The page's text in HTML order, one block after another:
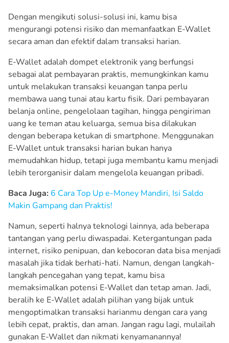
Dengan mengikuti solusi-solusi ini, kamu bisa
mengurangi potensi risiko dan memanfaatkan E-Wallet
secara aman dan efektif dalam transaksi harian.
E-Wallet adalah dompet elektronik yang berfungsi
sebagai alat pembayaran praktis, memungkinkan kamu
untuk melakukan transaksi keuangan tanpa perlu
membawa uang tunai atau kartu fisik. Dari pembayaran
belanja online, pengelolaan tagihan, hingga pengiriman
uang ke teman atau keluarga, semua bisa dilakukan
dengan beberapa ketukan di smartphone. Menggunakan
E-Wallet untuk transaksi harian bukan hanya
memudahkan hidup, tetapi juga membantu kamu menjadi
lebih terorganisir dalam mengelola keuangan pribadi.
Baca Juga: 6 Cara Top Up e-Money Mandiri, Isi Saldo
Makin Gampang dan Praktis!
Namun, seperti halnya teknologi lainnya, ada beberapa
tantangan yang perlu diwaspadai. Ketergantungan pada
internet, risiko penipuan, dan kebocoran data bisa menjadi
masalah jika tidak berhati-hati. Namun, dengan langkah-
langkah pencegahan yang tepat, kamu bisa
memaksimalkan potensi E-Wallet dan tetap aman. Jadi,
beralih ke E-Wallet adalah pilihan yang bijak untuk
mengoptimalkan transaksi harianmu dengan cara yang
lebih cepat, praktis, dan aman. Jangan ragu lagi, mulailah
gunakan E-Wallet dan nikmati kenyamanannya!